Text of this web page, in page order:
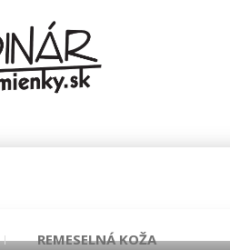
REMESELNÁ KOŽA